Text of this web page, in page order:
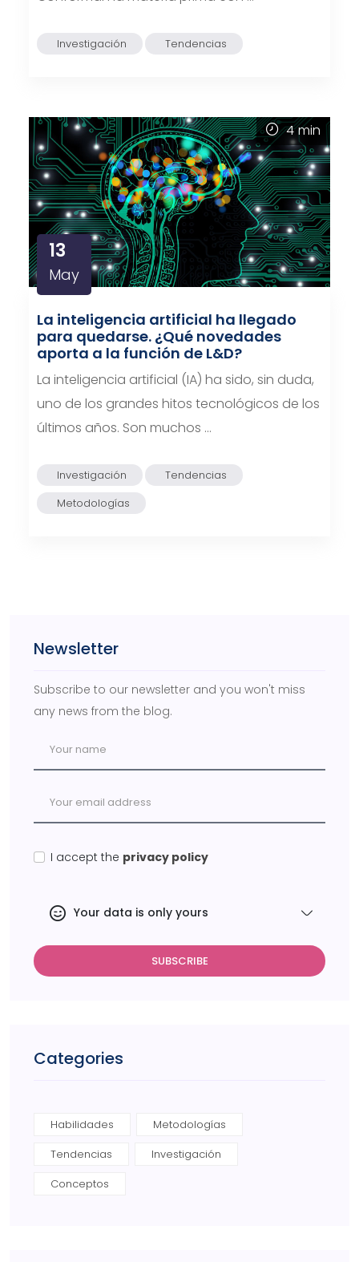
Investigación Tendencias
13
May
4 min
La inteligencia artificial ha llegado
para quedarse. ¿Qué novedades
aporta a la función de L&D?
La inteligencia artificial (IA) ha sido, sin duda,
uno de los grandes hitos tecnológicos de los
últimos años. Son muchos …
Investigación
Tendencias
Metodologías
Newsletter
Subscribe to our newsletter and you won't miss
any news from the blog.
I accept the privacy policy
Your data is only yours
SUBSCRIBE
Categories
Habilidades
Metodologías
Tendencias
Investigación
Conceptos